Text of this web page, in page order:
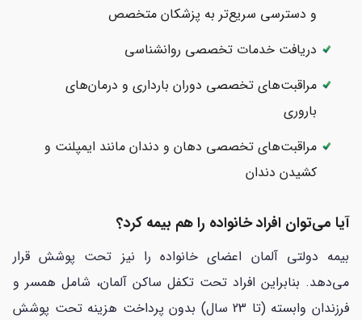
و دسترسی سریع‌تر به پزشکان متخصص
دریافت خدمات تخصصی روانشناسی
مراقبت‌های تخصصی دوران بارداری و درمان‌های
باروری
مراقبت‌های تخصصی دهان و دندان مانند ایمپلنت و
کشیدن دندان
آیا می‌توان افراد خانواده را هم بیمه کرد؟
بیمه دولتی آلمان اعضای خانواده را نیز تحت پوشش قرار
می‌دهد. بنابراین افراد تحت تکفل ساکن آلمان، شامل همسر و
فرزندان وابسته (تا 23 سال) بدون پرداخت هزینه تحت پوشش